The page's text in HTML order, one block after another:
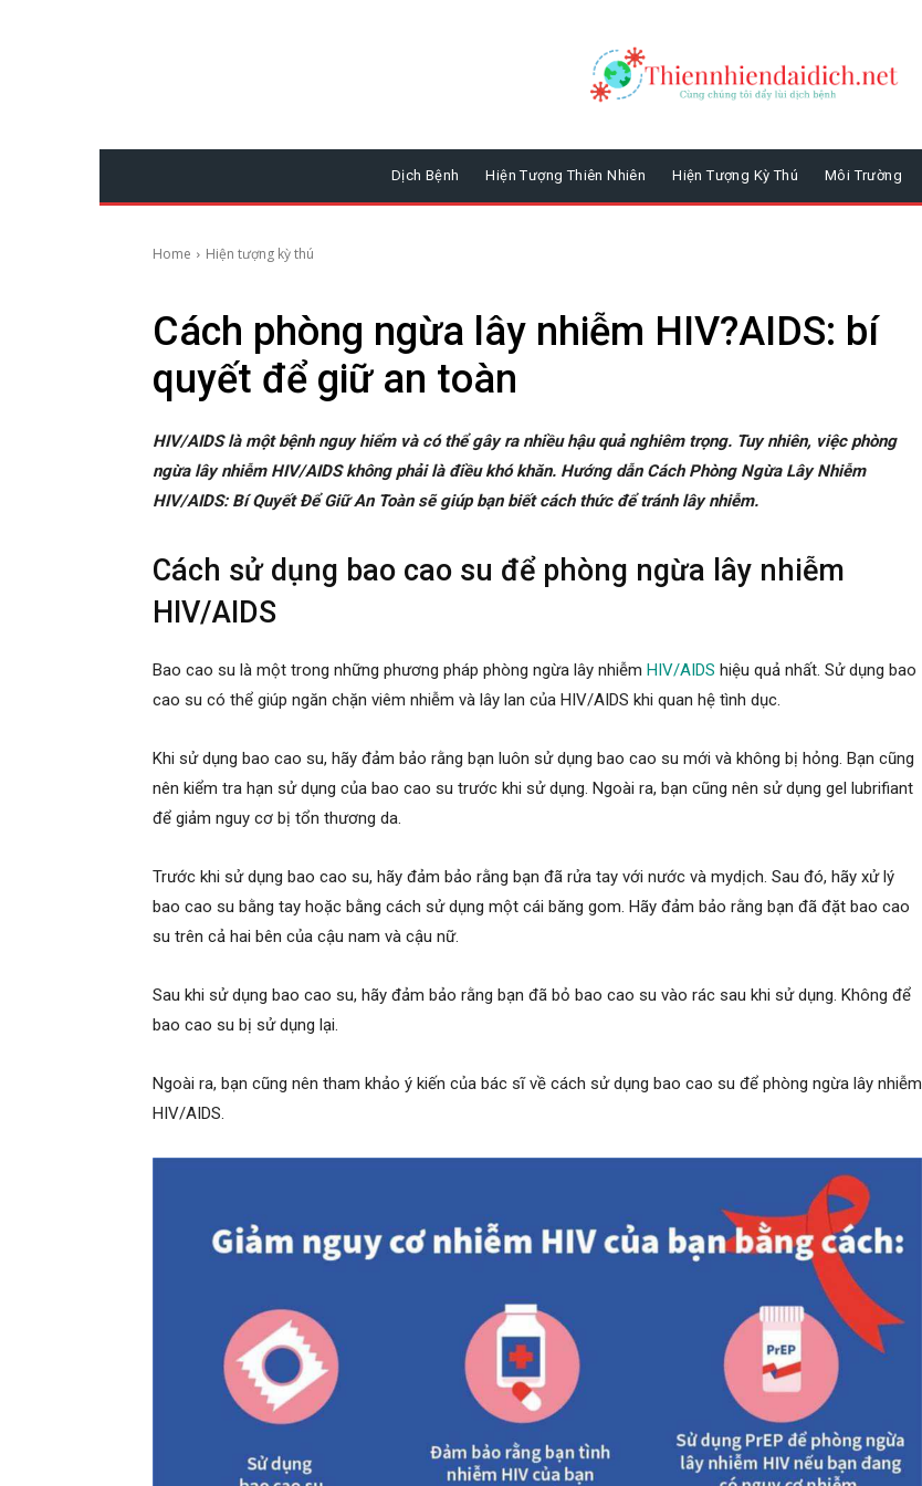
Dịch Bệnh Hiện Tượng Thiên Nhiên Hiện Tượng Kỳ Thú Môi Trường
Home Hiện tượng kỳ thú
Cách phòng ngừa lây nhiễm HIV?AIDS: bí
quyết để giữ an toàn
HIV/AIDS là một bệnh nguy hiểm và có thể gây ra nhiều hậu quả nghiêm trọng. Tuy nhiên, việc phòng
ngừa lây nhiễm HIV/AIDS không phải là điều khó khăn. Hướng dẫn Cách Phòng Ngừa Lây Nhiễm
HIV/AIDS: Bí Quyết Để Giữ An Toàn sẽ giúp bạn biết cách thức để tránh lây nhiễm.
Cách sử dụng bao cao su để phòng ngừa lây nhiễm
HIV/AIDS
Bao cao su là một trong những phương pháp phòng ngừa lây nhiễm HIV/AIDS hiệu quả nhất. Sử dụng bao
cao su có thể giúp ngăn chặn viêm nhiễm và lây lan của HIV/AIDS khi quan hệ tình dục.
Khi sử dụng bao cao su, hãy đảm bảo rằng bạn luôn sử dụng bao cao su mới và không bị hỏng. Bạn cũng
nên kiểm tra hạn sử dụng của bao cao su trước khi sử dụng. Ngoài ra, bạn cũng nên sử dụng gel lubrifiant
để giảm nguy cơ bị tổn thương da.
Trước khi sử dụng bao cao su, hãy đảm bảo rằng bạn đã rửa tay với nước và mydịch. Sau đó, hãy xử lý
bao cao su bằng tay hoặc bằng cách sử dụng một cái băng gom. Hãy đảm bảo rằng bạn đã đặt bao cao
su trên cả hai bên của cậu nam và cậu nữ.
Sau khi sử dụng bao cao su, hãy đảm bảo rằng bạn đã bỏ bao cao su vào rác sau khi sử dụng. Không để
bao cao su bị sử dụng lại.
Ngoài ra, bạn cũng nên tham khảo ý kiến của bác sĩ về cách sử dụng bao cao su để phòng ngừa lây nhiễm
HIV/AIDS.